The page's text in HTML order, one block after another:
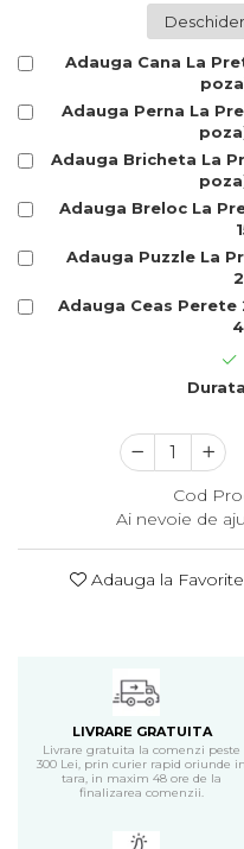
Cadouri Tractoristi
Cadouri Vanatori/Padurari
Adauga Cana La
Adauga Perna La
Adauga Bricheta La
Adauga Breloc La
Adauga Puzzle La
Adauga Ceas Perete
Cod
Ai nevoie de
Adauga la Favorite
LIVRARE GRATUITA
Livrare gratuita la comenzi peste
300 Lei, prin curier rapid oriunde in
tara, in maxim 48 ore de la
finalizarea comenzii.